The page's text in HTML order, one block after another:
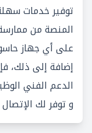
توفير خدمات
المنصة من
على أي جهاز
إضافة إلى ذلك،
الدعم الفني
و توفر لك